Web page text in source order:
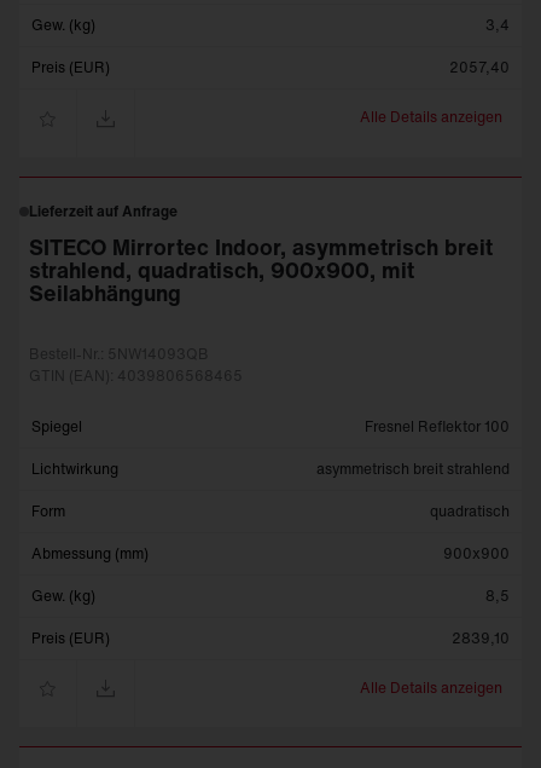
Gew. (kg) 3,4
Preis (EUR) 2057,40
Alle Details anzeigen
Lieferzeit auf Anfrage
SITECO Mirrortec Indoor, asymmetrisch breit
strahlend, quadratisch, 900x900, mit
Seilabhängung
Bestell-Nr.: 5NW14093QB
GTIN (EAN): 4039806568465
Spiegel Fresnel Reflektor 100
Lichtwirkung asymmetrisch breit strahlend
Form quadratisch
Abmessung (mm) 900x900
Gew. (kg) 8,5
Preis (EUR) 2839,10
Alle Details anzeigen